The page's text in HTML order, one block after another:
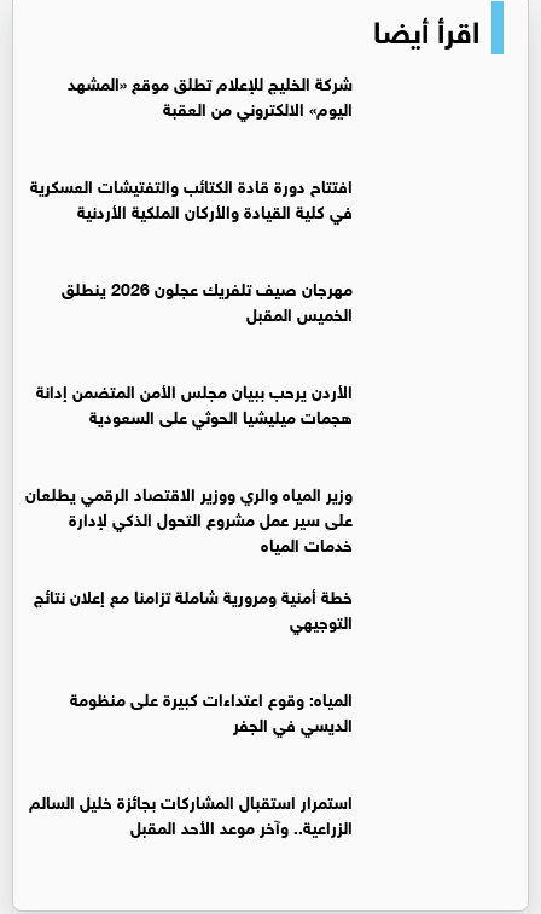
اقرأ أيضا
شركة الخليج للإعلام تطلق موقع «المشهد
اليوم» الالكتروني من العقبة
افتتاح دورة قادة الكتائب والتفتيشات العسكرية
في كلية القيادة والأركان الملكية الأردنية
مهرجان صيف تلفريك عجلون 2026 ينطلق
الخميس المقبل
الأردن يرحب ببيان مجلس الأمن المتضمن إدانة
هجمات ميليشيا الحوثي على السعودية
وزير المياه والري ووزير الاقتصاد الرقمي يطلعان
على سير عمل مشروع التحول الذكي لإدارة
خدمات المياه
خطة أمنية ومرورية شاملة تزامنا مع إعلان نتائج
التوجيهي
المياه: وقوع اعتداءات كبيرة على منظومة
الديسي في الجفر
استمرار استقبال المشاركات بجائزة خليل السالم
الزراعية.. وآخر موعد الأحد المقبل